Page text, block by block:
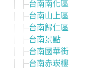
台南南化區
台南山上區
台南歸仁區
台南景點
台南國華街
台南赤崁樓